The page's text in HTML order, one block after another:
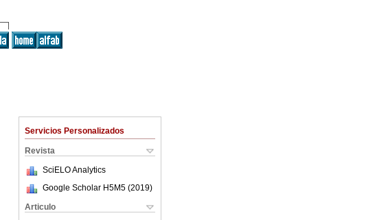
Servicios Personalizados
Revista
SciELO Analytics
Google Scholar H5M5 (2019)
Articulo